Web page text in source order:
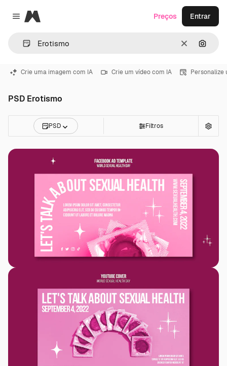
Close menu
Magnific
Limpar
Preços Entrar
Crie uma imagem com IA Crie um vídeo com IA Personalize
PSD Erotismo
PSD Filtros